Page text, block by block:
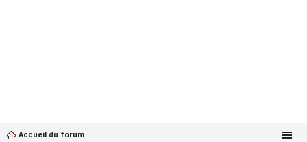
Accueil du forum